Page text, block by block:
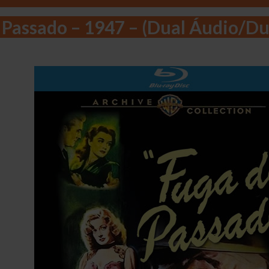
Passado – 1947 – (Dual Áudio/